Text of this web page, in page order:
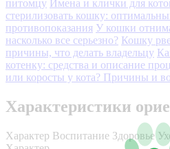
питомцу Имена и клички для
стерилизовать кошку:
противопоказания У кошки
насколько все серьезно? Кошку
причины, что делать владельцу
котенку: средства и описание
или коросты у кота? Причины и
Характеристики
Характер Воспитание Здоровье